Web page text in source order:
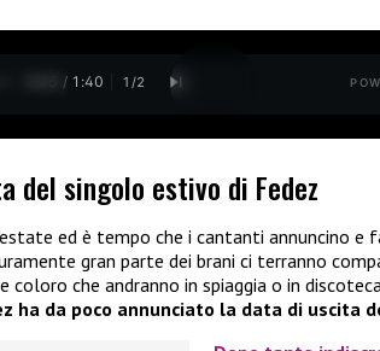
0:04 / 1:40 1 /2
del singolo estivo di Fedez
ed è tempo che i cantanti annuncino e
gran parte dei brani ci terranno
coloro che andranno in spiaggia o in
ha da poco annunciato la data di uscita